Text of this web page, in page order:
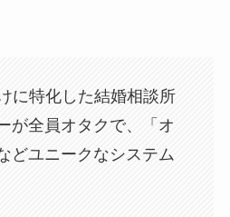
に特化した結婚相談所
が全員オタクで、「オ
どユニークなシステム